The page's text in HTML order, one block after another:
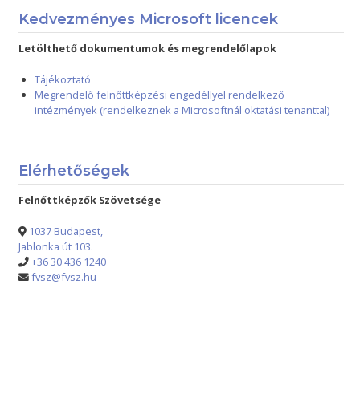
Kedvezményes Microsoft licencek
Letölthető dokumentumok és megrendelőlapok
Tájékoztató
Megrendelő felnőttképzési engedéllyel rendelkező
intézmények (rendelkeznek a Microsoftnál oktatási tenanttal)
Elérhetőségek
Felnőttképzők Szövetsége
1037 Budapest,
Jablonka út 103.
+36 30 436 1240
fvsz@fvsz.hu